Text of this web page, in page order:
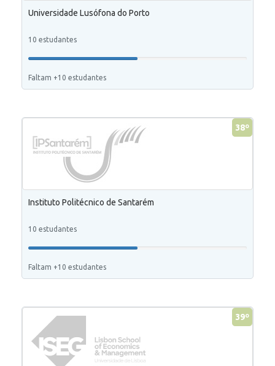
Universidade Lusófona do Porto
10 estudantes
Faltam +10 estudantes
38º
Instituto Politécnico de Santarém
10 estudantes
Faltam +10 estudantes
39º